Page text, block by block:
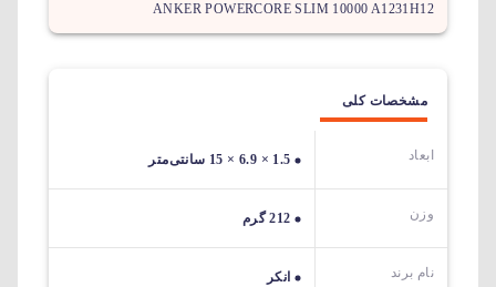
ANKER POWERCORE SLIM 10000 A1231H12
مشخصات کلی
ابعاد 1.5 × 6.9 × 15 سانتی‌متر
وزن 212 گرم
نام برند انکر